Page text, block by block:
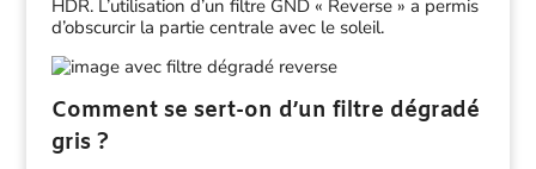
HDR. L’utilisation d’un filtre GND « Reverse » a permis
d’obscurcir la partie centrale avec le soleil.
Comment se sert-on d’un filtre dégradé
gris ?